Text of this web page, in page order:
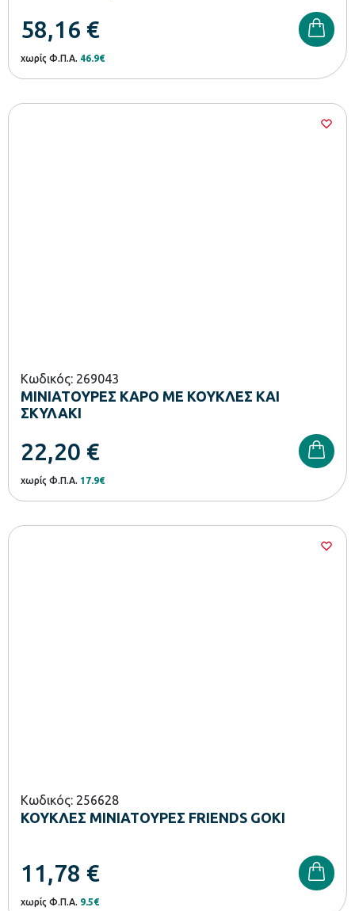
58,16 €
χωρίς Φ.Π.Α. 46.9€
Κωδικός: 269043
ΜΙΝΙΑΤΟΥΡΕΣ ΚΑΡΟ ΜΕ ΚΟΥΚΛΕΣ ΚΑΙ
ΣΚΥΛΑΚΙ
22,20 €
χωρίς Φ.Π.Α. 17.9€
Κωδικός: 256628
ΚΟΥΚΛΕΣ ΜΙΝΙΑΤΟΥΡΕΣ FRIENDS GOKI
11,78 €
χωρίς Φ.Π.Α. 9.5€